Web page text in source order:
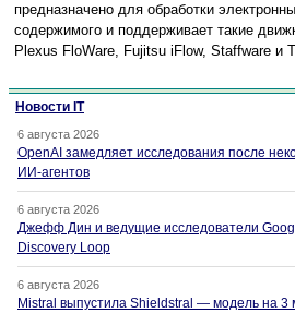
предназначено для обработки
содержимого и поддерживает такие
Plexus FloWare, Fujitsu iFlow, Staffware и
Новости IT
6 августа 2026
OpenAI замедляет исследования после
ИИ-агентов
6 августа 2026
Джефф Дин и ведущие исследователи
Discovery Loop
6 августа 2026
Mistral выпустила Shieldstral — модель на 3